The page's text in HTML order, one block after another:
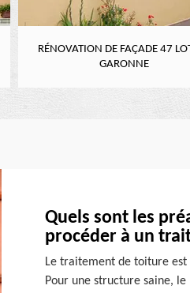
RÉNOVATION DE FAÇADE 47
GARONNE
Quels sont les
procéder à un
Le traitement de toiture
Pour une structure saine,